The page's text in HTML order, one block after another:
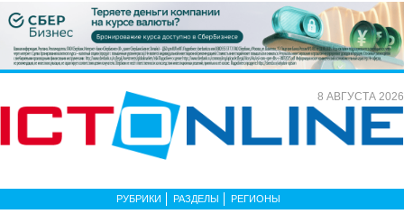
8 АВГУСТА 2026
РУБРИКИ РАЗДЕЛЫ РЕГИОНЫ